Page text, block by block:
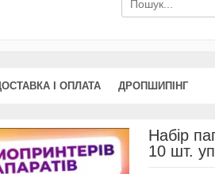
І ОПЛАТА ДРОПШИПІНГ
Набір
10 шт.